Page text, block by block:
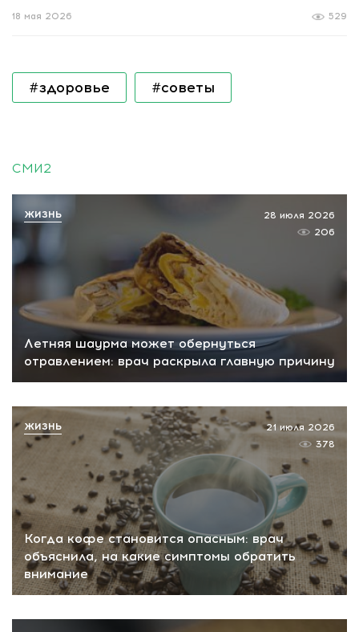
529
18 мая 2026
#здоровье #советы
СМИ2
Летняя шаурма может обернуться
отравлением: врач раскрыла главную причину
28 июля 2026
206
ЖИЗНЬ
Когда кофе становится опасным: врач
объяснила, на какие симптомы обратить
внимание
21 июля 2026
378
ЖИЗНЬ